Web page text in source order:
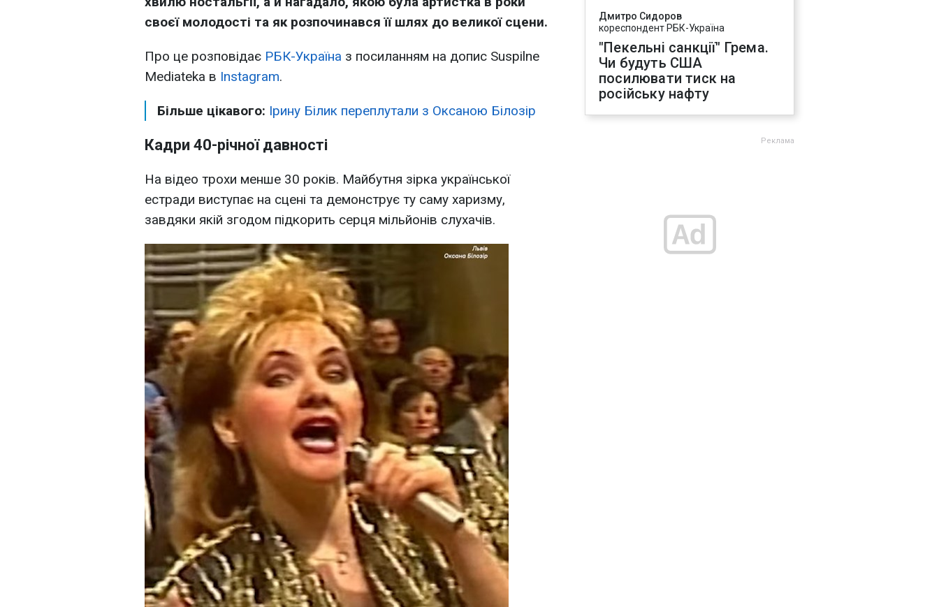
своєї молодості та як розпочинався її шлях до великої сцени.
Про це розповідає РБК-Україна з посиланням на допис Suspilne
Mediateka в Instagram.
Більше цікавого: Ірину Білик переплутали з Оксаною Білозір
Кадри 40-річної давності
На відео трохи менше 30 років. Майбутня зірка української
естради виступає на сцені та демонструє ту саму харизму,
завдяки якій згодом підкорить серця мільйонів слухачів.
Дмитро Сидоров
кореспондент РБК-Україна
"Пекельні санкції" Грема.
Чи будуть США
посилювати тиск на
російську нафту